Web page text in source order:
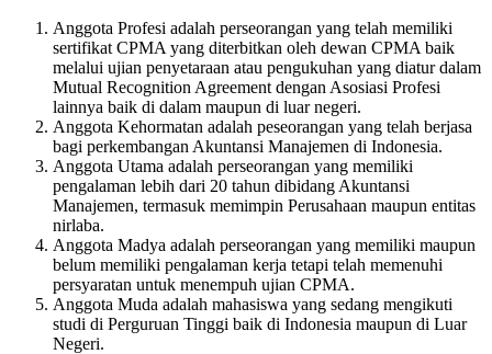
Anggota Profesi adalah perseorangan yang telah memiliki
sertifikat CPMA yang diterbitkan oleh dewan CPMA baik
melalui ujian penyetaraan atau pengukuhan yang diatur dalam
Mutual Recognition Agreement dengan Asosiasi Profesi
lainnya baik di dalam maupun di luar negeri.
Anggota Kehormatan adalah peseorangan yang telah berjasa
bagi perkembangan Akuntansi Manajemen di Indonesia.
Anggota Utama adalah perseorangan yang memiliki
pengalaman lebih dari 20 tahun dibidang Akuntansi
Manajemen, termasuk memimpin Perusahaan maupun entitas
nirlaba.
Anggota Madya adalah perseorangan yang memiliki maupun
belum memiliki pengalaman kerja tetapi telah memenuhi
persyaratan untuk menempuh ujian CPMA.
Anggota Muda adalah mahasiswa yang sedang mengikuti
studi di Perguruan Tinggi baik di Indonesia maupun di Luar
Negeri.